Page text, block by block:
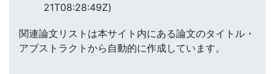
21T08:28:49Z)
関連論文リストは本サイト内にある論文のタイトル・
アブストラクトから自動的に作成しています。